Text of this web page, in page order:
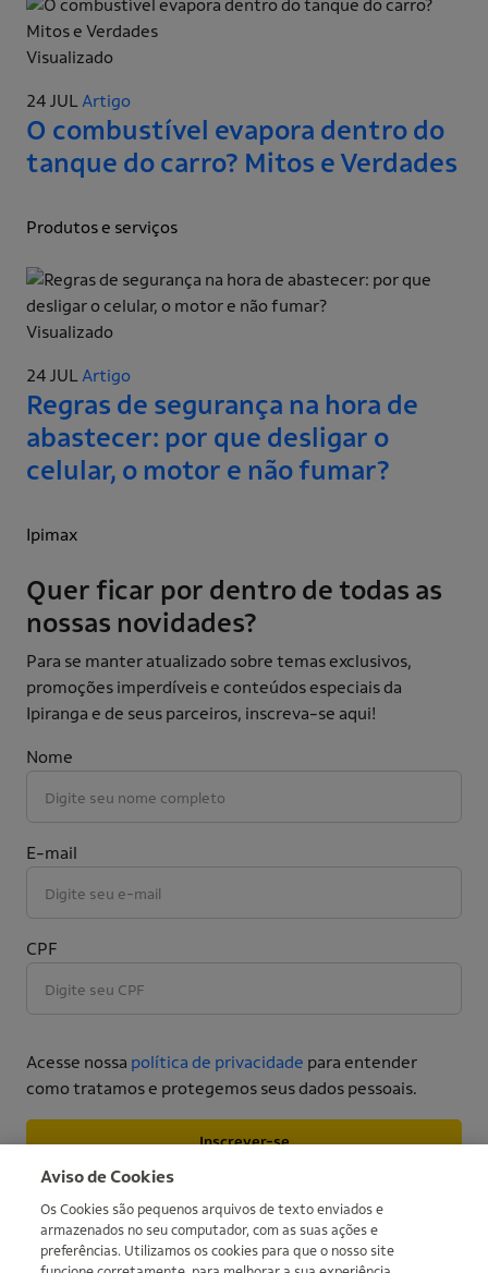
Visualizado
24 JULArtigo
O combustível evapora dentro do
tanque do carro? Mitos e Verdades
Produtos e serviços
Visualizado
24 JULArtigo
Regras de segurança na hora de
abastecer: por que desligar o
celular, o motor e não fumar?
Ipimax
Quer ficar por dentro de todas as
nossas novidades?
Para se manter atualizado sobre temas exclusivos,
promoções imperdíveis e conteúdos especiais da
Ipiranga e de seus parceiros, inscreva-se aqui!
Nome
E-mail
CPF
Acesse nossa política de privacidade para entender
como tratamos e protegemos seus dados pessoais.
Inscrever-se
More informations
Aviso de Cookies
Os Cookies são pequenos arquivos de texto enviados e
armazenados no seu computador, com as suas ações e
preferências. Utilizamos os cookies para que o nosso site